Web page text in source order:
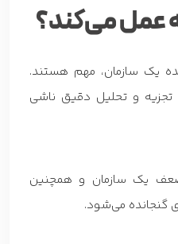
عمل می‌کند؟
یک سازمان، مهم هستند.
و تحلیل دقیق ناشی
یک سازمان و همچنین
گنجانده می‌شود.